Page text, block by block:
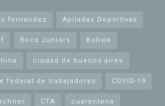
fernandez Apiladas Deportivas
Boca Juniors Bolivia
ciudad de buenos aires
federal de trabajadores COVID-19
CTA cuarentena